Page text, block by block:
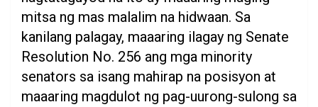
mitsa ng mas malalim na hidwaan. Sa
kanilang palagay, maaaring ilagay ng Senate
Resolution No. 256 ang mga minority
senators sa isang mahirap na posisyon at
maaaring magdulot ng pag-uurong-sulong sa